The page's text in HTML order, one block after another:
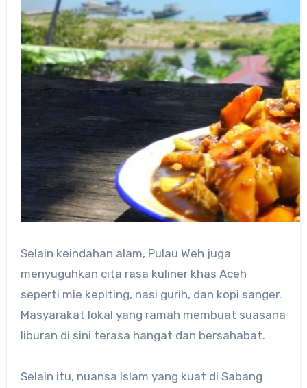
Selain keindahan alam, Pulau Weh juga
menyuguhkan cita rasa kuliner khas Aceh
seperti mie kepiting, nasi gurih, dan kopi sanger.
Masyarakat lokal yang ramah membuat suasana
liburan di sini terasa hangat dan bersahabat.
Selain itu, nuansa Islam yang kuat di Sabang